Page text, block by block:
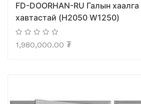
FD-DOORHAN-RU Галын
хавтастай (H2050 W1250)
1,980,000.00 ₮